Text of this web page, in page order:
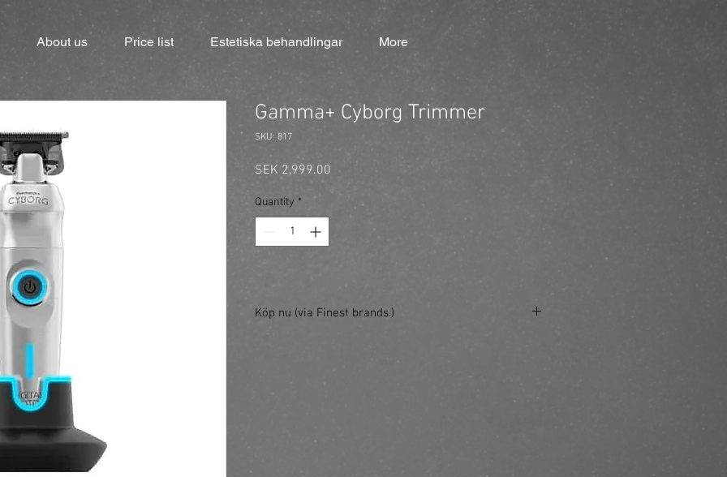
About us Price list Estetiska behandlingar More
Gamma+ Cyborg Trimmer
SKU: 817
SEK 2,999.00
Quantity *
Köp nu (via Finest brands.)